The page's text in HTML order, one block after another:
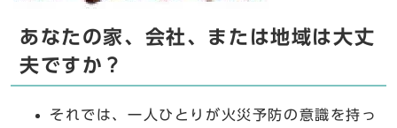
あなたの家、会社、または地域は大丈
夫ですか？
それでは、一人ひとりが火災予防の意識を持っ